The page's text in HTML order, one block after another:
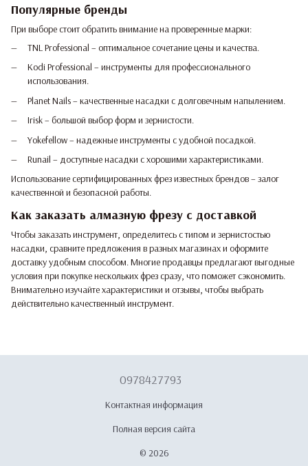
Популярные бренды
При выборе стоит обратить внимание на проверенные марки:
TNL Professional – оптимальное сочетание цены и качества.
Kodi Professional – инструменты для профессионального
использования.
Planet Nails – качественные насадки с долговечным напылением.
Irisk – большой выбор форм и зернистости.
Yokefellow – надежные инструменты с удобной посадкой.
Runail – доступные насадки с хорошими характеристиками.
Использование сертифицированных фрез известных брендов – залог
качественной и безопасной работы.
Как заказать алмазную фрезу с доставкой
Чтобы заказать инструмент, определитесь с типом и зернистостью
насадки, сравните предложения в разных магазинах и оформите
доставку удобным способом. Многие продавцы предлагают выгодные
условия при покупке нескольких фрез сразу, что поможет сэкономить.
Внимательно изучайте характеристики и отзывы, чтобы выбрать
действительно качественный инструмент.
0978427793
Контактная информация
Полная версия сайта
© 2026